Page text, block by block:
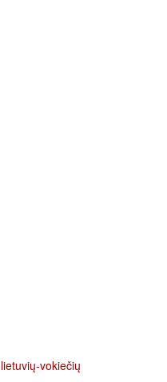
lietuvių-vokiečių